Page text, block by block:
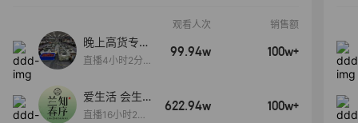
观看人次 销售额
晚上高货专场
大放漏
直播4小时2分5
99.94w 100w+
爱生活 会生
活
直播16小时24
622.94w 100w+